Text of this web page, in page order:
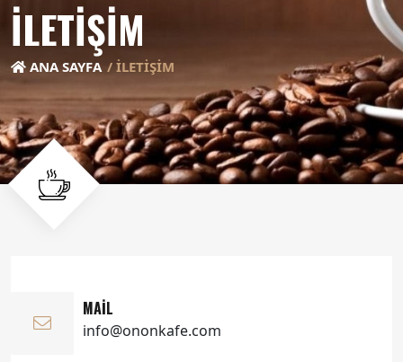
İLETİŞİM
ANA SAYFA İLETİŞİM
MAIL
info@ononkafe.com